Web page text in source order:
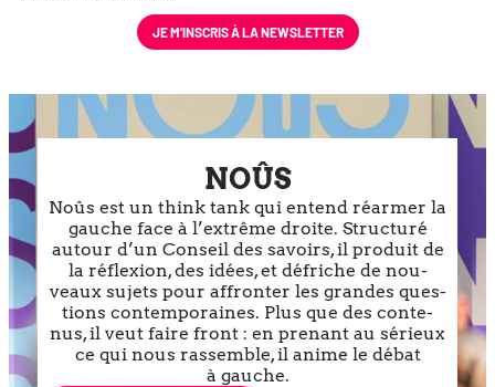
JE M’INS­CRIS À LA NEWSLETTER
NOÛS
Noûs est un think tank qui entend réar­mer la
gauche face à l’ex­trême droite. Structuré
autour d’un Conseil des savoirs, il pro­duit de
la réflexion, des idées, et défriche de nou­
veaux sujets pour affron­ter les grandes ques­
tions contem­po­raines. Plus que des conte­
nus, il veut faire front : en pre­nant au sérieux
ce qui nous ras­semble, il anime le débat
à gauche.